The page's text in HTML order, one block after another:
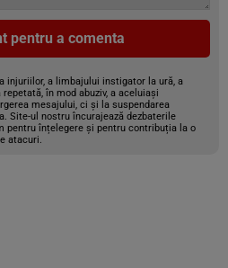
pentru a comenta
injuriilor, a limbajului instigator la ură, a
în mod abuziv, a aceluiași
mesajului, ci și la suspendarea
Site-ul nostru încurajează dezbaterile
pentru înțelegere și pentru contribuția la o
atacuri.